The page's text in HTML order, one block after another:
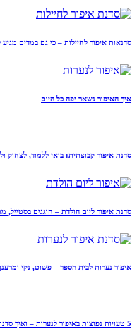
סדנאות איפור לחיילות – כי גם במדים
איך האיפור נשאר יפה כל היום
סדנת איפור קבוצתית: בואי ללמוד, לצחוק
סדנת איפור ליום הולדת – חוגגים בסטייל,
איפור נערות לבית הספר – פשוט, נקי
5 טעויות נפוצות באיפור לנערות – ואיך סדנת איפור לנערות תעזור לך להימנע מהן